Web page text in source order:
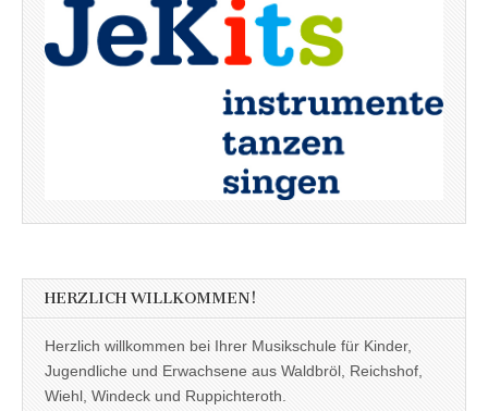
HERZLICH WILLKOMMEN!
Herzlich willkommen bei Ihrer Musikschule für Kinder,
Jugendliche und Erwachsene aus Waldbröl, Reichshof,
Wiehl, Windeck und Ruppichteroth.